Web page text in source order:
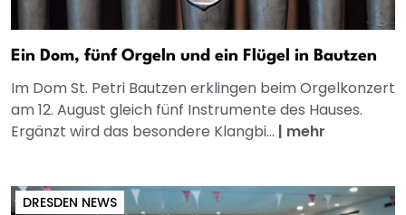
Ein Dom, fünf Orgeln und ein Flügel in Bautzen
Im Dom St. Petri Bautzen erklingen beim Orgelkonzert
am 12. August gleich fünf Instrumente des Hauses.
Ergänzt wird das besondere Klangbi... | mehr
DRESDEN NEWS